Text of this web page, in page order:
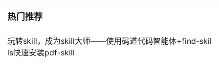
热门推荐
玩转skill，成为skill大师——使用码道代码智能体+find-skil
ls快速安装pdf-skill